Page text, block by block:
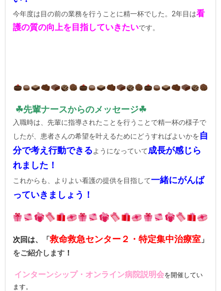
今年度は目の前の業務を行うことに精一杯でした。2年目は看
護の質の向上を目指していきたいです。
☘先輩ナースからのメッセージ☘
入職時は、先輩に指導されたことを行うことで精一杯の様子で
したが、患者さんの希望を叶えるためにどうすればよいかを自
分で考え行動できるようになっていて成長が感じら
れました！
これからも、よりよい看護の提供を目指して一緒にがんば
っていきましょう！
次回は、「救命救急センター２・特定集中治療室 」
をご紹介します ！
インターンシップ・ オンライン病院説明会を開催してい
ます。